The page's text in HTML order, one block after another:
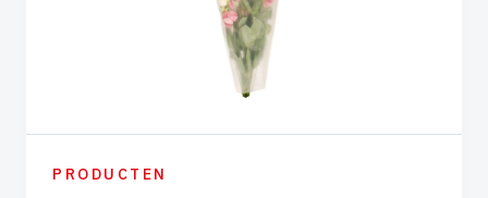
PRODUCTEN